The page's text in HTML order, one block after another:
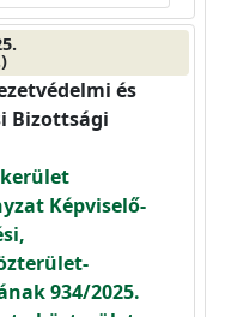
és
Bizottsági
Képviselő-
934/2025.